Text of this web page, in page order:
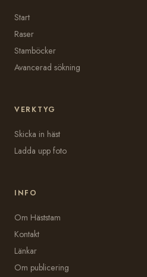
Start
Raser
Stamböcker
Avancerad sökning
VERKTYG
Skicka in häst
Ladda upp foto
INFO
Om Häststam
Kontakt
Länkar
Om publicering